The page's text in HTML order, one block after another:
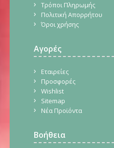
Τρόποι Πληρωμής
Πολιτική Απορρήτου
Όροι χρήσης
Αγορές
Εταιρείες
Προσφορές
Wishlist
Sitemap
Νέα Προϊόντα
Βοήθεια